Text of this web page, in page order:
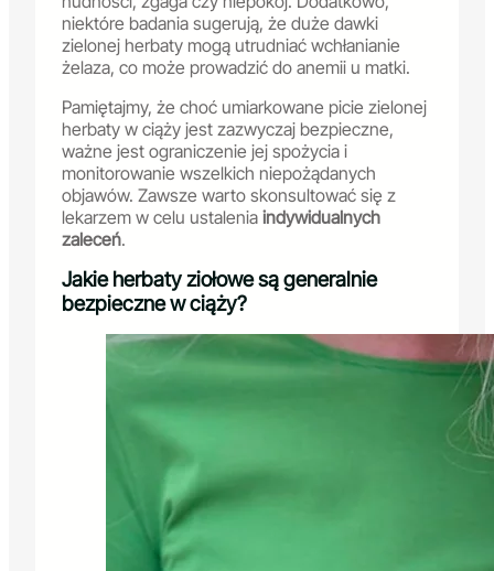
niektóre badania sugerują, że duże dawki
zielonej herbaty mogą utrudniać wchłanianie
żelaza, co może prowadzić do anemii u matki.
Pamiętajmy, że choć umiarkowane picie zielonej
herbaty w ciąży jest zazwyczaj bezpieczne,
ważne jest ograniczenie jej spożycia i
monitorowanie wszelkich niepożądanych
objawów. Zawsze warto skonsultować się z
lekarzem w celu ustalenia indywidualnych
zaleceń.
Jakie herbaty ziołowe są generalnie
bezpieczne w ciąży?